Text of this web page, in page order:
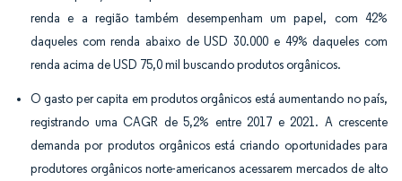
renda e a região também desempenham um papel, com 42%
daqueles com renda abaixo de USD 30.000 e 49% daqueles com
renda acima de USD 75,0 mil buscando produtos orgânicos.
O gasto per capita em produtos orgânicos está aumentando no país,
registrando uma CAGR de 5,2% entre 2017 e 2021. A crescente
demanda por produtos orgânicos está criando oportunidades para
produtores orgânicos norte-americanos acessarem mercados de alto